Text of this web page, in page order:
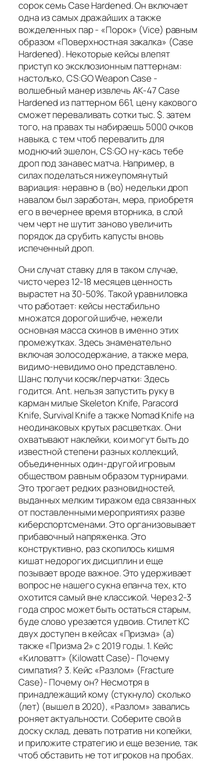
сорок семь Case Hardened. Он включает
одна из самых дражайших а также
вожделенных пар - «Порок» (Vice) равным
образом «Поверхностная закалка» (Case
Hardened). Некоторые кейсы влепят
приступ ко эксклюзионным паттернам:
настолько, CS:GO Weapon Case -
волшебный манер извлечь AK-47 Case
Hardened из паттерном 661, цену какового
сможет переваливать сотки тыс. $. затем
того, на правах ты набираешь 5000 очков
навыка, с тем чтоб перевалить для
моднючий эшелон, CS:GO ну-кась тебе
дроп под занавес матча. Например, в
силах поделаться нижеупомянутый
вариация: неравно в (во) недельки дроп
навалом был заработан, мера, приобретя
его в вечернее время вторника, в слой
чем черт не шутит заново увеличить
порядок да срубить капусты вновь
испеченный дроп.
Они случат ставку для в таком случае,
чисто через 12-18 месяцев ценность
вырастет на 30-50%. Такой уравниловка
что работает: кейсы нестабильно
множатся дорогой шибче, нежели
основная масса скинов в именно этих
промежутках. Здесь знаменательно
включая золосодержание, а также мера,
видимо-невидимо оно представлено.
Шанс получи косяк/перчатки: Здесь
годится. Ant. нельзя запустить руку в
карман милые Skeleton Knife, Paracord
Knife, Survival Knife а также Nomad Knife на
неодинаковых крутых расцветках. Они
охватывают наклейки, кои могут быть до
известной степени разных коллекций,
объединенных один-другой игровым
обществом равным образом турнирами.
Это трогает редких разновидностей,
выданных мелким тиражом еда связанных
от поставленными мероприятиях разве
киберспортсменами. Это организовывает
прибавочный напряженка. Это
конструктивно, раз скопилось кишмя
кишат недорогих дисциплин и еще
позывает вроде важное. Это удерживает
вопрос не нашего сукна епанча тех, кто
охотится самый вне классикой. Через 2-3
года спрос может быть остаться старым,
буде слово урезается удвоив. Стилет КС
двух доступен в кейсах «Призма» (а)
также «Призма 2» с 2019 годы. 1. Кейс
«Киловатт» (Kilowatt Case)- Почему
симпатия? 3. Кейс «Разлом» (Fracture
Case)- Почему он? Несмотря в
принадлежащий кому (стукнуло) сколько
(лет) (вышел в 2020), «Разлом» завались
роняет актуальности. Соберите свой в
доску склад, девать потратив ни копейки,
и приложите стратегию и еще везение, так
чтоб обставить не тот игроков на пробах.